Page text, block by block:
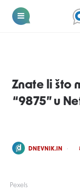
Pexels
Znate li što
“9875” u
POSTED
DNEVNIK.IN